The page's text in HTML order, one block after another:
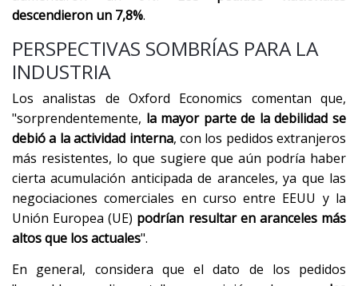
descendieron un 7,8%.
PERSPECTIVAS SOMBRÍAS PARA LA
INDUSTRIA
Los analistas de Oxford Economics comentan que,
"sorprendentemente, la mayor parte de la debilidad se
debió a la actividad interna, con los pedidos extranjeros
más resistentes, lo que sugiere que aún podría haber
cierta acumulación anticipada de aranceles, ya que las
negociaciones comerciales en curso entre EEUU y la
Unión Europea (UE) podrían resultar en aranceles más
altos que los actuales".
En general, considera que el dato de los pedidos